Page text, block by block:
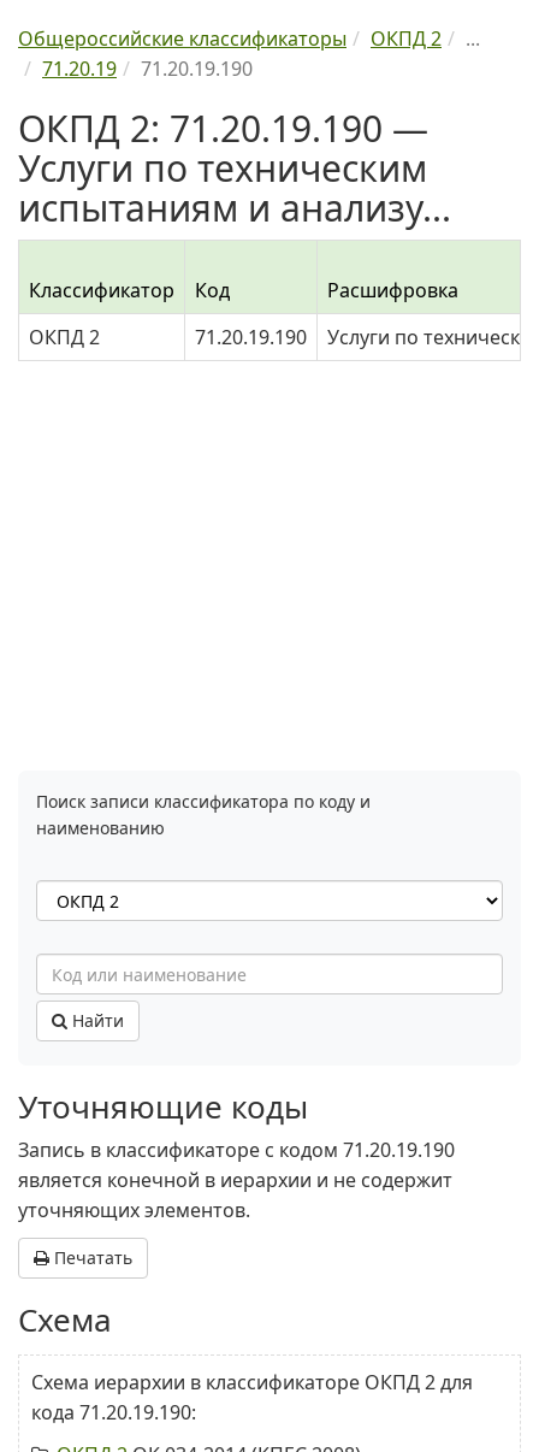
Общероссийские классификаторы ОКПД 2
...
71.20.19
71.20.19.190
ОКПД 2: 71.20.19.190 —
Услуги по техническим
испытаниям и анализу...
Классификатор Код
Расшифровка
ОКПД 2
71.20.19.190 Услуги по
Поиск записи классификатора по коду и
наименованию
Найти
Уточняющие коды
Запись в классификаторе с кодом 71.20.19.190
является конечной в иерархии и не содержит
уточняющих элементов.
Печатать
Схема
Схема иерархии в классификаторе ОКПД 2 для
кода 71.20.19.190: